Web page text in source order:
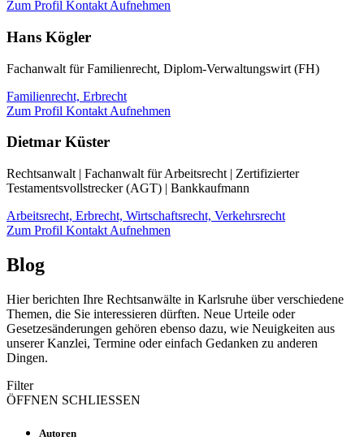
Zum Profil Kontakt Aufnehmen
Hans Kögler
Fachanwalt für Familienrecht, Diplom-Verwaltungswirt (FH)
Familienrecht, Erbrecht
Zum Profil Kontakt Aufnehmen
Dietmar Küster
Rechtsanwalt | Fachanwalt für Arbeitsrecht | Zertifizierter
Testamentsvollstrecker (AGT) | Bankkaufmann
Arbeitsrecht, Erbrecht, Wirtschaftsrecht, Verkehrsrecht
Zum Profil Kontakt Aufnehmen
Blog
Hier berichten Ihre Rechtsanwälte in Karlsruhe über verschiedene
Themen, die Sie interessieren dürften. Neue Urteile oder
Gesetzesänderungen gehören ebenso dazu, wie Neuigkeiten aus
unserer Kanzlei, Termine oder einfach Gedanken zu anderen
Dingen.
Filter
ÖFFNEN SCHLIESSEN
Autoren